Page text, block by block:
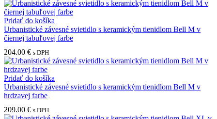
Pridať do košíka
Urbanistické závesné svietidlo s keramickým tienidlom Bell M v
čiernej tabuľovej farbe
204.00 € s DPH
Pridať do košíka
Urbanistické závesné svietidlo s keramickým tienidlom Bell M v
hrdzavej farbe
209.00 € s DPH